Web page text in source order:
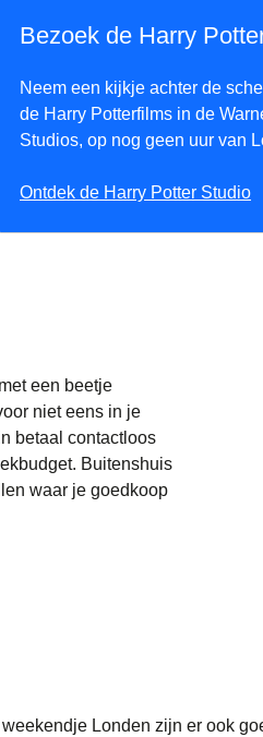
Bezoek de Harry
Neem een kijkje achter de
de Harry Potterfilms in de
Studios, op nog geen uur van
Ontdek de Harry Potter Studio
een beetje
niet eens in je
betaal contactloos
Buitenshuis
waar je goedkoop
Londen zijn er ook